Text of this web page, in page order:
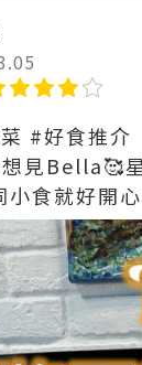
#好食推介
見Bella🥰
小食就好開